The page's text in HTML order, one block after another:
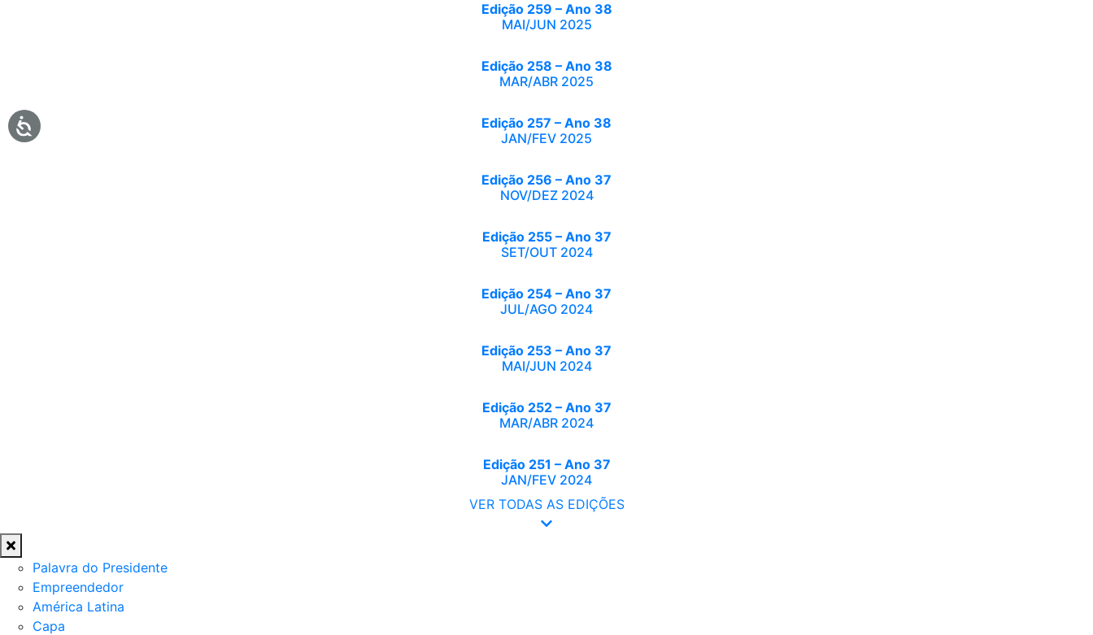
Edição 259 – Ano 38
MAI/JUN 2025
Edição 258 – Ano 38
MAR/ABR 2025
Edição 257 – Ano 38
JAN/FEV 2025
Edição 256 – Ano 37
NOV/DEZ 2024
Edição 255 – Ano 37
SET/OUT 2024
Edição 254 – Ano 37
JUL/AGO 2024
Edição 253 – Ano 37
MAI/JUN 2024
Edição 252 – Ano 37
MAR/ABR 2024
Edição 251 – Ano 37
JAN/FEV 2024
VER TODAS AS EDIÇÕES
Palavra do Presidente
Empreendedor
América Latina
Capa